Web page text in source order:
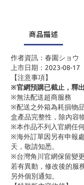
商品描述
作者資訊：春園ショウ
上市日期：2023-08-17
【注意事項】
※官網預購已截止，釋
※無法配送超商服務
※配送之外箱為耗損物
盒產品完整性，除內容
※本作品不列入官網任
※海外訂單因另有申報
天，敬請知悉。
※台灣角川官網保留變
若有異動，修改後的服
另外個別通知。